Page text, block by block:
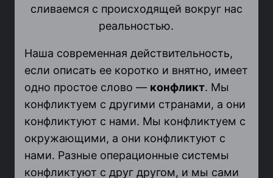
сливаемся с происходящей вокруг нас
реальностью.
Наша современная действительность,
если описать ее коротко и внятно, имеет
одно простое слово — конфликт. Мы
конфликтуем с другими странами, а они
конфликтуют с нами. Мы конфликтуем с
окружающими, а они конфликтуют с
нами. Разные операционные системы
конфликтуют с друг другом, и мы сами